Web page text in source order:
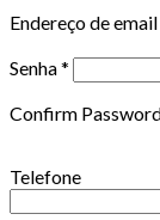
Endereço de email
Senha*
Confirm
Telefone